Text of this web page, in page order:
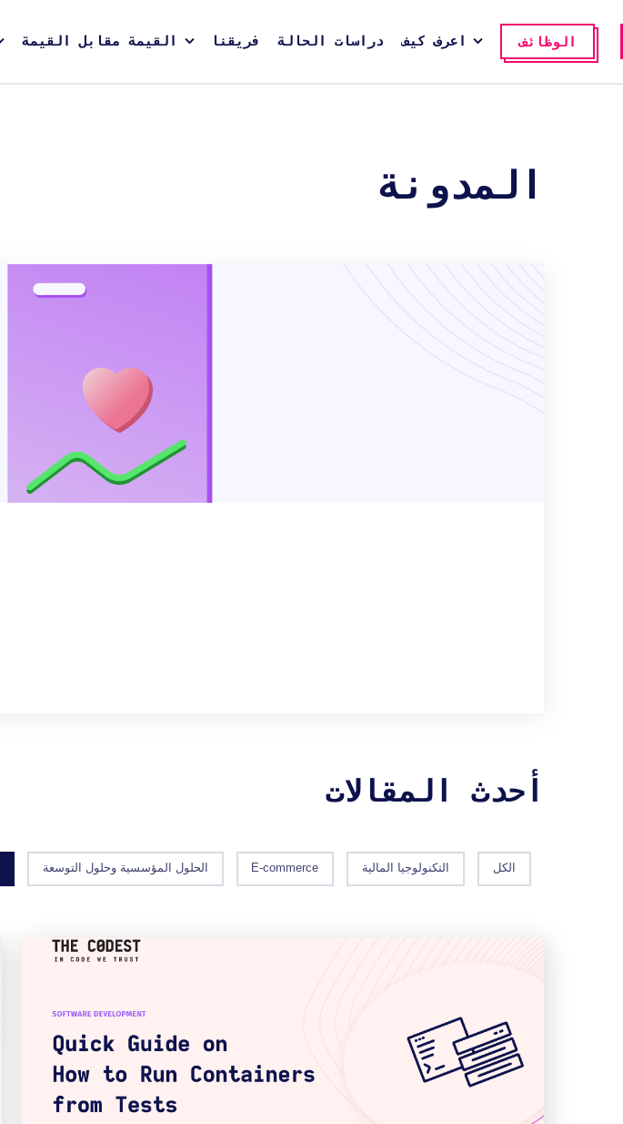
القيمة مقابل القيمة فريقنا دراسات الحالة اعرف كيف الوظائف
المدونة
أحدث المقالات
الكل التكنولوجيا المالية E-commerce الحلول المؤسسية وحلول التوسعة